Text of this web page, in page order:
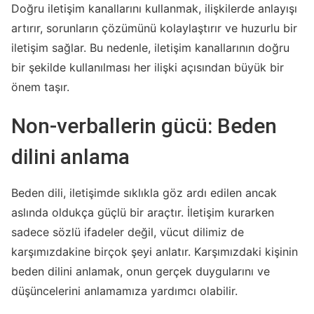
Doğru iletişim kanallarını kullanmak, ilişkilerde anlayışı
artırır, sorunların çözümünü kolaylaştırır ve huzurlu bir
iletişim sağlar. Bu nedenle, iletişim kanallarının doğru
bir şekilde kullanılması her ilişki açısından büyük bir
önem taşır.
Non-verballerin gücü: Beden
dilini anlama
Beden dili, iletişimde sıklıkla göz ardı edilen ancak
aslında oldukça güçlü bir araçtır. İletişim kurarken
sadece sözlü ifadeler değil, vücut dilimiz de
karşımızdakine birçok şeyi anlatır. Karşımızdaki kişinin
beden dilini anlamak, onun gerçek duygularını ve
düşüncelerini anlamamıza yardımcı olabilir.